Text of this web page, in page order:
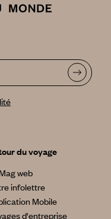
du voyage
web
infolettre
Mobile
d'entreprise